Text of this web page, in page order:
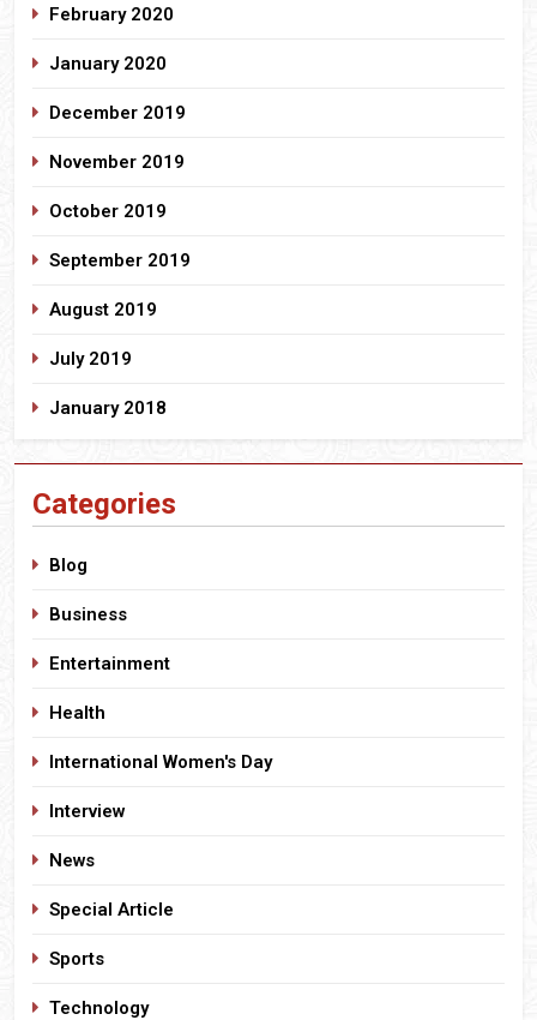
February 2020
January 2020
December 2019
November 2019
October 2019
September 2019
August 2019
July 2019
January 2018
Categories
Blog
Business
Entertainment
Health
International Women's Day
Interview
News
Special Article
Sports
Technology